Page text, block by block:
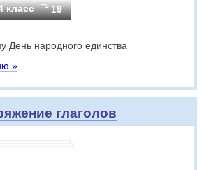
класс 19
День народного единства
»
глаголов